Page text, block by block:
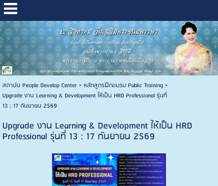
สถาบัน People Develop Center> หลักสูตรฝึกอบรม Public Training>
Upgrade งาน Learning & Development ให้เป็น HRD Professional รุ่นที่
13 : 17 กันยายน 2569
Upgrade งาน Learning & Development ให้เป็น HRD
Professional รุ่นที่ 13 : 17 กันยายน 2569